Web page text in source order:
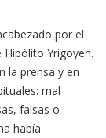
por el
Yrigoyen.
la prensa y en
mal
falsas o
había